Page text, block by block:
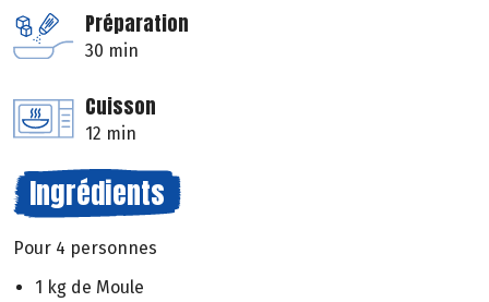
Préparation
30 min
Cuisson
12 min
Ingrédients
Pour 4 personnes
1 kg de Moule